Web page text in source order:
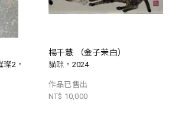
2，
楊千慧 （金子茉白）
貓咪，2024
作品已售出
NT$ 10,000